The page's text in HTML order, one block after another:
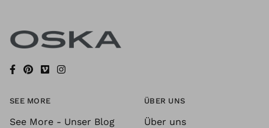
SEE MORE
See More - Unser Blog
ÜBER UNS
Über uns